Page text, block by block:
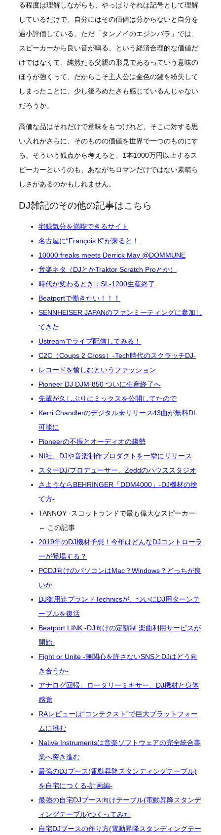
る程度は理解しながらも、やっぱりそれは記号として理解
しているだけで、自分にはその価値は分からないと自分を
過小評価している。ただ「タンノイのエジンバラ」では、
スピーカーから良い音が鳴る、という経済合理的な価値だ
けではなくて、純然たる父親の形見であるっていう意味の
ほうが強くって、だからこそ主人公は金色の鍵を紛失して
しまったことに、少し後ろめたさも感じているんじゃない
だろうか。
高価な品はそれだけで意味をもつけれど、そこに対する思
い入れがさらに、そのものの価値を世界で一つのものにす
る。そういう観点から考えると、1本1000万円以上するス
ピーカーというのも、あながちロマンだけではない素晴ら
しさがあるのかもしれません。
DJ雑記のその他の記事はこちら
宅録気分を満喫できるサイト
名古屋に“François K”が来ると！
10000 freaks meets Derrick May @DOMMUNE
音楽ネタ（DJとかTraktor Scratch Proとか）
時代が変わるとき：SL-1200生産終了
Beatportで働きたい！！！
SENNHEISER JAPANのファンミーティングに参加し
てきた
Ustreamでライブ配信してみる！
C2C（Coups 2 Cross）-Tech時代のスクラッチDJ-
レコードを愉しむというファッション
Pioneer DJ DJM-850 ついに生産終了へ
先輩が久しぶりにミックスを公開してたので
Kerri Chandlerのデジタル未リリース43曲が無料DL
可能に
Pioneerの不振とオーディオの趨勢
NI社、DJや音楽制作プロダクトを一挙にリリース
スターDJ/プロデューサー、Zeddのハウススタジオ
さようならBEHRINGER「DDM4000」-DJ機材の捨
て方-
TANNOY -スコットランドで最も偉大なスピーカー-
← この記事
2019年のDJ機材予想！今年はどんなDJコントローラ
ーが登場する？
PCDJ向けのパソコンはMac？Windows？どっちが良
いか
DJ御用達ブランドTechnicsが、ついにDJ用ターンテ
ーブルを復活
Beatport LINK -DJ向けの定額制 楽曲利用サービスが
開始-
Fight or Unite -無関心を許さないSNSとDJはどう向
き合うか-
アナログ回帰、ロータリーミキサー、DJ機材と身体
感覚
RAレビューは“コンテクスト”で巨大プラットフォー
ムに挑む
Native Instrumentsは音楽ソフトウェアの完全統合事
業へ突き進む
最強のDJブース(電動昇降スタンディングテーブル)
を自宅につくる-計画編-
最強の自宅DJブース向けテーブル(電動昇降スタンデ
ィングテーブル)つくってみた
自宅DJブースの作り方(電動昇降スタンディングテー